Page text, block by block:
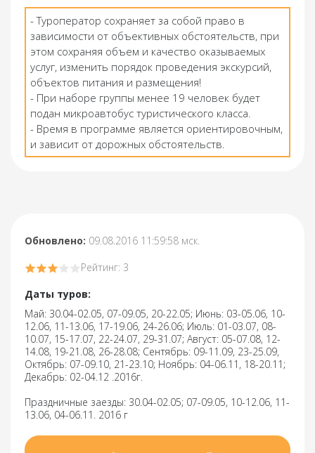
- Туроператор сохраняет за собой право в
зависимости от объективных обстоятельств, при
этом сохраняя объем и качество оказываемых
услуг, изменить порядок проведения экскурсий,
объектов питания и размещения!
- При наборе группы менее 19 человек будет
подан микроавтобус туристического класса.
- Время в программе является ориентировочным,
и зависит от дорожных обстоятельств.
Обновлено: 09.08.2016 11:59:58 мск.
Рейтинг: 3
Даты туров:
Май: 30.04-02.05, 07-09.05, 20-22.05; Июнь: 03-05.06, 10-
12.06, 11-13.06, 17-19.06, 24-26.06; Июль: 01-03.07, 08-
10.07, 15-17.07, 22-24.07, 29-31.07; Август: 05-07.08, 12-
14.08, 19-21.08, 26-28.08; Сентябрь: 09-11.09, 23-25.09,
Октябрь: 07-09.10, 21-23.10; Ноябрь: 04-06.11, 18-20.11;
Декабрь: 02-04.12 .2016г.
Праздничные заезды: 30.04-02.05; 07-09.05, 10-12.06, 11-
13.06, 04-06.11. 2016 г